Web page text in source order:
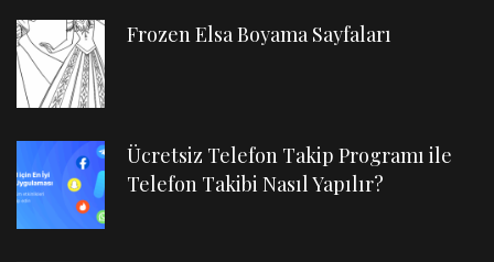
Frozen Elsa Boyama Sayfaları
Ücretsiz Telefon Takip Programı ile
Telefon Takibi Nasıl Yapılır?